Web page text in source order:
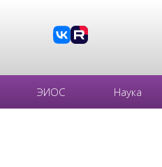
ЭИОС Наука